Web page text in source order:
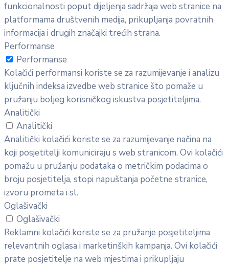
funkcionalnosti poput dijeljenja sadržaja web stranice na
platformama društvenih medija, prikupljanja povratnih
informacija i drugih značajki trećih strana.
Performanse
Performanse
Kolačići performansi koriste se za razumijevanje i analizu
ključnih indeksa izvedbe web stranice što pomaže u
pružanju boljeg korisničkog iskustva posjetiteljima.
Analitički
Analitički
Analitički kolačići koriste se za razumijevanje načina na
koji posjetitelji komuniciraju s web stranicom. Ovi kolačići
pomažu u pružanju podataka o metričkim podacima o
broju posjetitelja, stopi napuštanja početne stranice,
izvoru prometa i sl.
Oglašivački
Oglašivački
Reklamni kolačići koriste se za pružanje posjetiteljima
relevantnih oglasa i marketinških kampanja. Ovi kolačići
prate posjetitelje na web mjestima i prikupljaju